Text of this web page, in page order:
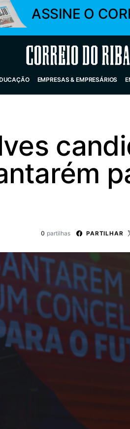
ASSINE O
Correio do Ribatejo
EMPRESAS & EMPRESÁRIOS
0 partilhas PARTILHAR